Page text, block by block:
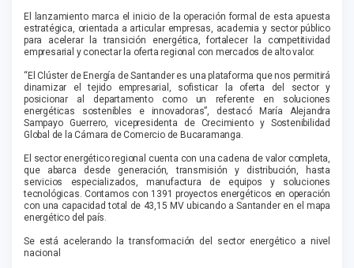
El lanzamiento marca el inicio de la operación formal de esta apuesta
estratégica, orientada a articular empresas, academia y sector público
para acelerar la transición energética, fortalecer la competitividad
empresarial y conectar la oferta regional con mercados de alto valor.
“El Clúster de Energía de Santander es una plataforma que nos permitirá
dinamizar el tejido empresarial, sofisticar la oferta del sector y
posicionar al departamento como un referente en soluciones
energéticas sostenibles e innovadoras”, destacó María Alejandra
Sampayo Guerrero, vicepresidenta de Crecimiento y Sostenibilidad
Global de la Cámara de Comercio de Bucaramanga.
El sector energético regional cuenta con una cadena de valor completa,
que abarca desde generación, transmisión y distribución, hasta
servicios especializados, manufactura de equipos y soluciones
tecnológicas. Contamos con 1391 proyectos energéticos en operación
con una capacidad total de 43,15 MV ubicando a Santander en el mapa
energético del país.
Se está acelerando la transformación del sector energético a nivel
nacional